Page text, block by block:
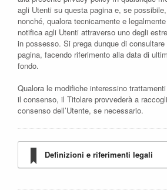
agli Utenti su questa pagina e, se
nonché, qualora tecnicamente e
notifica agli Utenti attraverso uno degli
in possesso. Si prega dunque di
pagina, facendo riferimento alla data di
fondo.
Qualora le modifiche interessino
il consenso, il Titolare provvederà a
consenso dell’Utente, se necessario.
Definizioni e riferimenti legali